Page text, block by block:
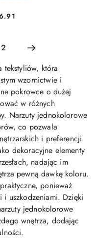
tekstyliów, która
wzornictwie i
pokrowce o dużej
w różnych
Narzuty jednokolorowe
co pozwala
i preferencji
dekoracyjne elementy
nadając im
pewną dawkę koloru.
ponieważ
i uszkodzeniami. Dzięki
jednokolorowe
wnętrza, dodając